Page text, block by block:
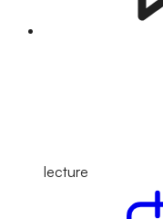
lecture